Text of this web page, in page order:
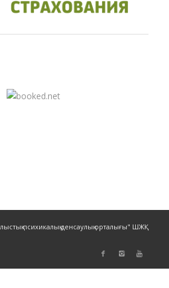
психикалық денсаулық орталығы" ШЖҚ